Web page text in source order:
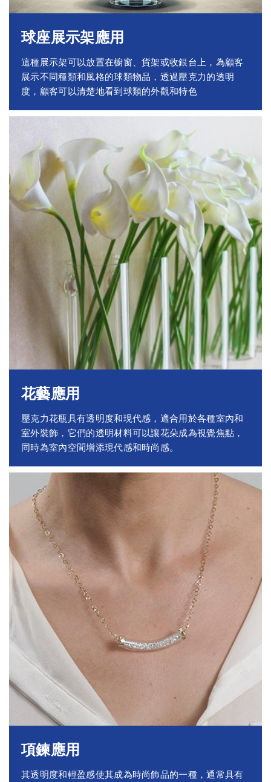
球座展示架應用
這種展示架可以放置在櫥窗、貨架或收銀台上，為顧客
展示不同種類和風格的球類物品，透過壓克力的透明
度，顧客可以清楚地看到球類的外觀和特色
花藝應用
壓克力花瓶具有透明度和現代感，適合用於各種室內和
室外裝飾，它們的透明材料可以讓花朵成為視覺焦點，
同時為室內空間增添現代感和時尚感。
項鍊應用
其透明度和輕盈感使其成為時尚飾品的一種，通常具有